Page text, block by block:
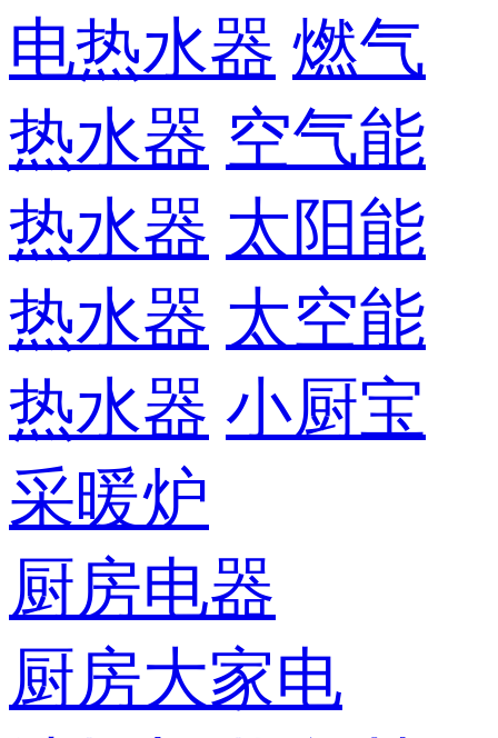
电热水器 燃气
热水器 空气能
热水器 太阳能
热水器 太空能
热水器 小厨宝
采暖炉
厨房电器
厨房大家电